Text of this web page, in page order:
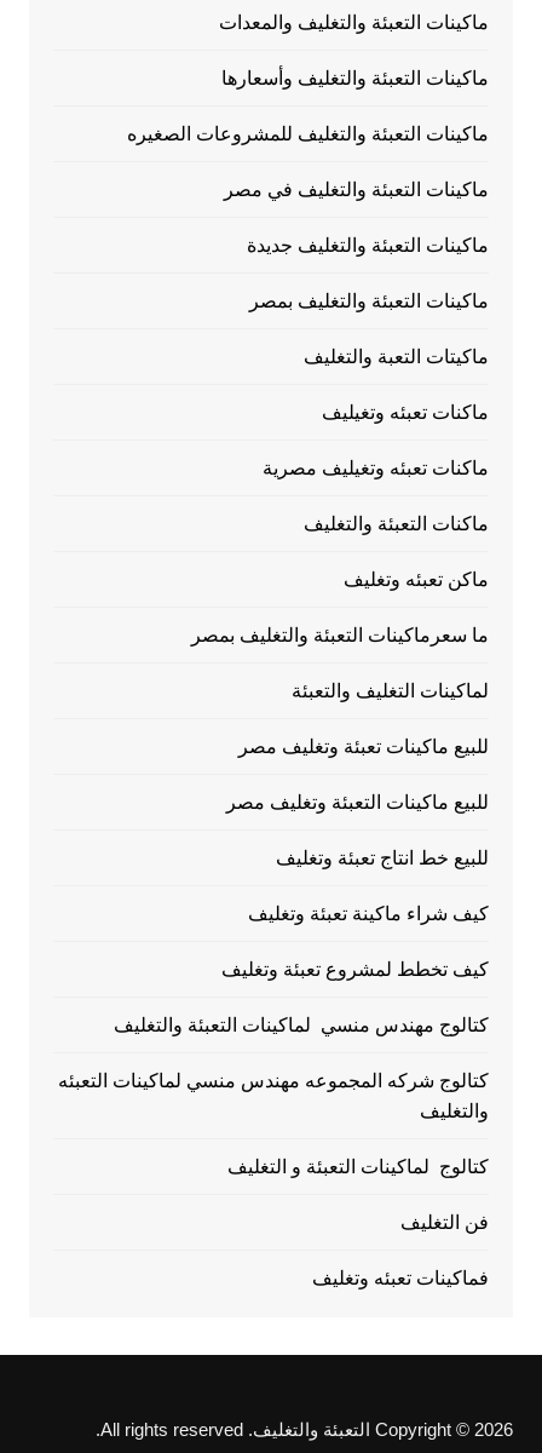
ماكينات التعبئة والتغليف والمعدات
ماكينات التعبئة والتغليف وأسعارها
ماكينات التعبئة والتغليف للمشروعات الصغيره
ماكينات التعبئة والتغليف في مصر
ماكينات التعبئة والتغليف جديدة
ماكينات التعبئة والتغليف بمصر
ماكيتات التعبة والتغليف
ماكنات تعبئه وتغيليف
ماكنات تعبئه وتغيليف مصرية
ماكنات التعبئة والتغليف
ماكن تعبئه وتغليف
ما سعرماكينات التعبئة والتغليف بمصر
لماكينات التغليف والتعبئة
للبيع ماكينات تعبئة وتغليف مصر
للبيع ماكينات التعبئة وتغليف مصر
للبيع خط انتاج تعبئة وتغليف
كيف شراء ماكينة تعبئة وتغليف
كيف تخطط لمشروع تعبئة وتغليف
كتالوج مهندس منسي لماكينات التعبئة والتغليف
كتالوج شركه المجموعه مهندس منسي لماكينات التعبئه
والتغليف
كتالوج لماكينات التعبئة و التغليف
فن التغليف
فماكينات تعبئه وتغليف
Copyright © 2026 التعبئة والتغليف. All rights reserved.